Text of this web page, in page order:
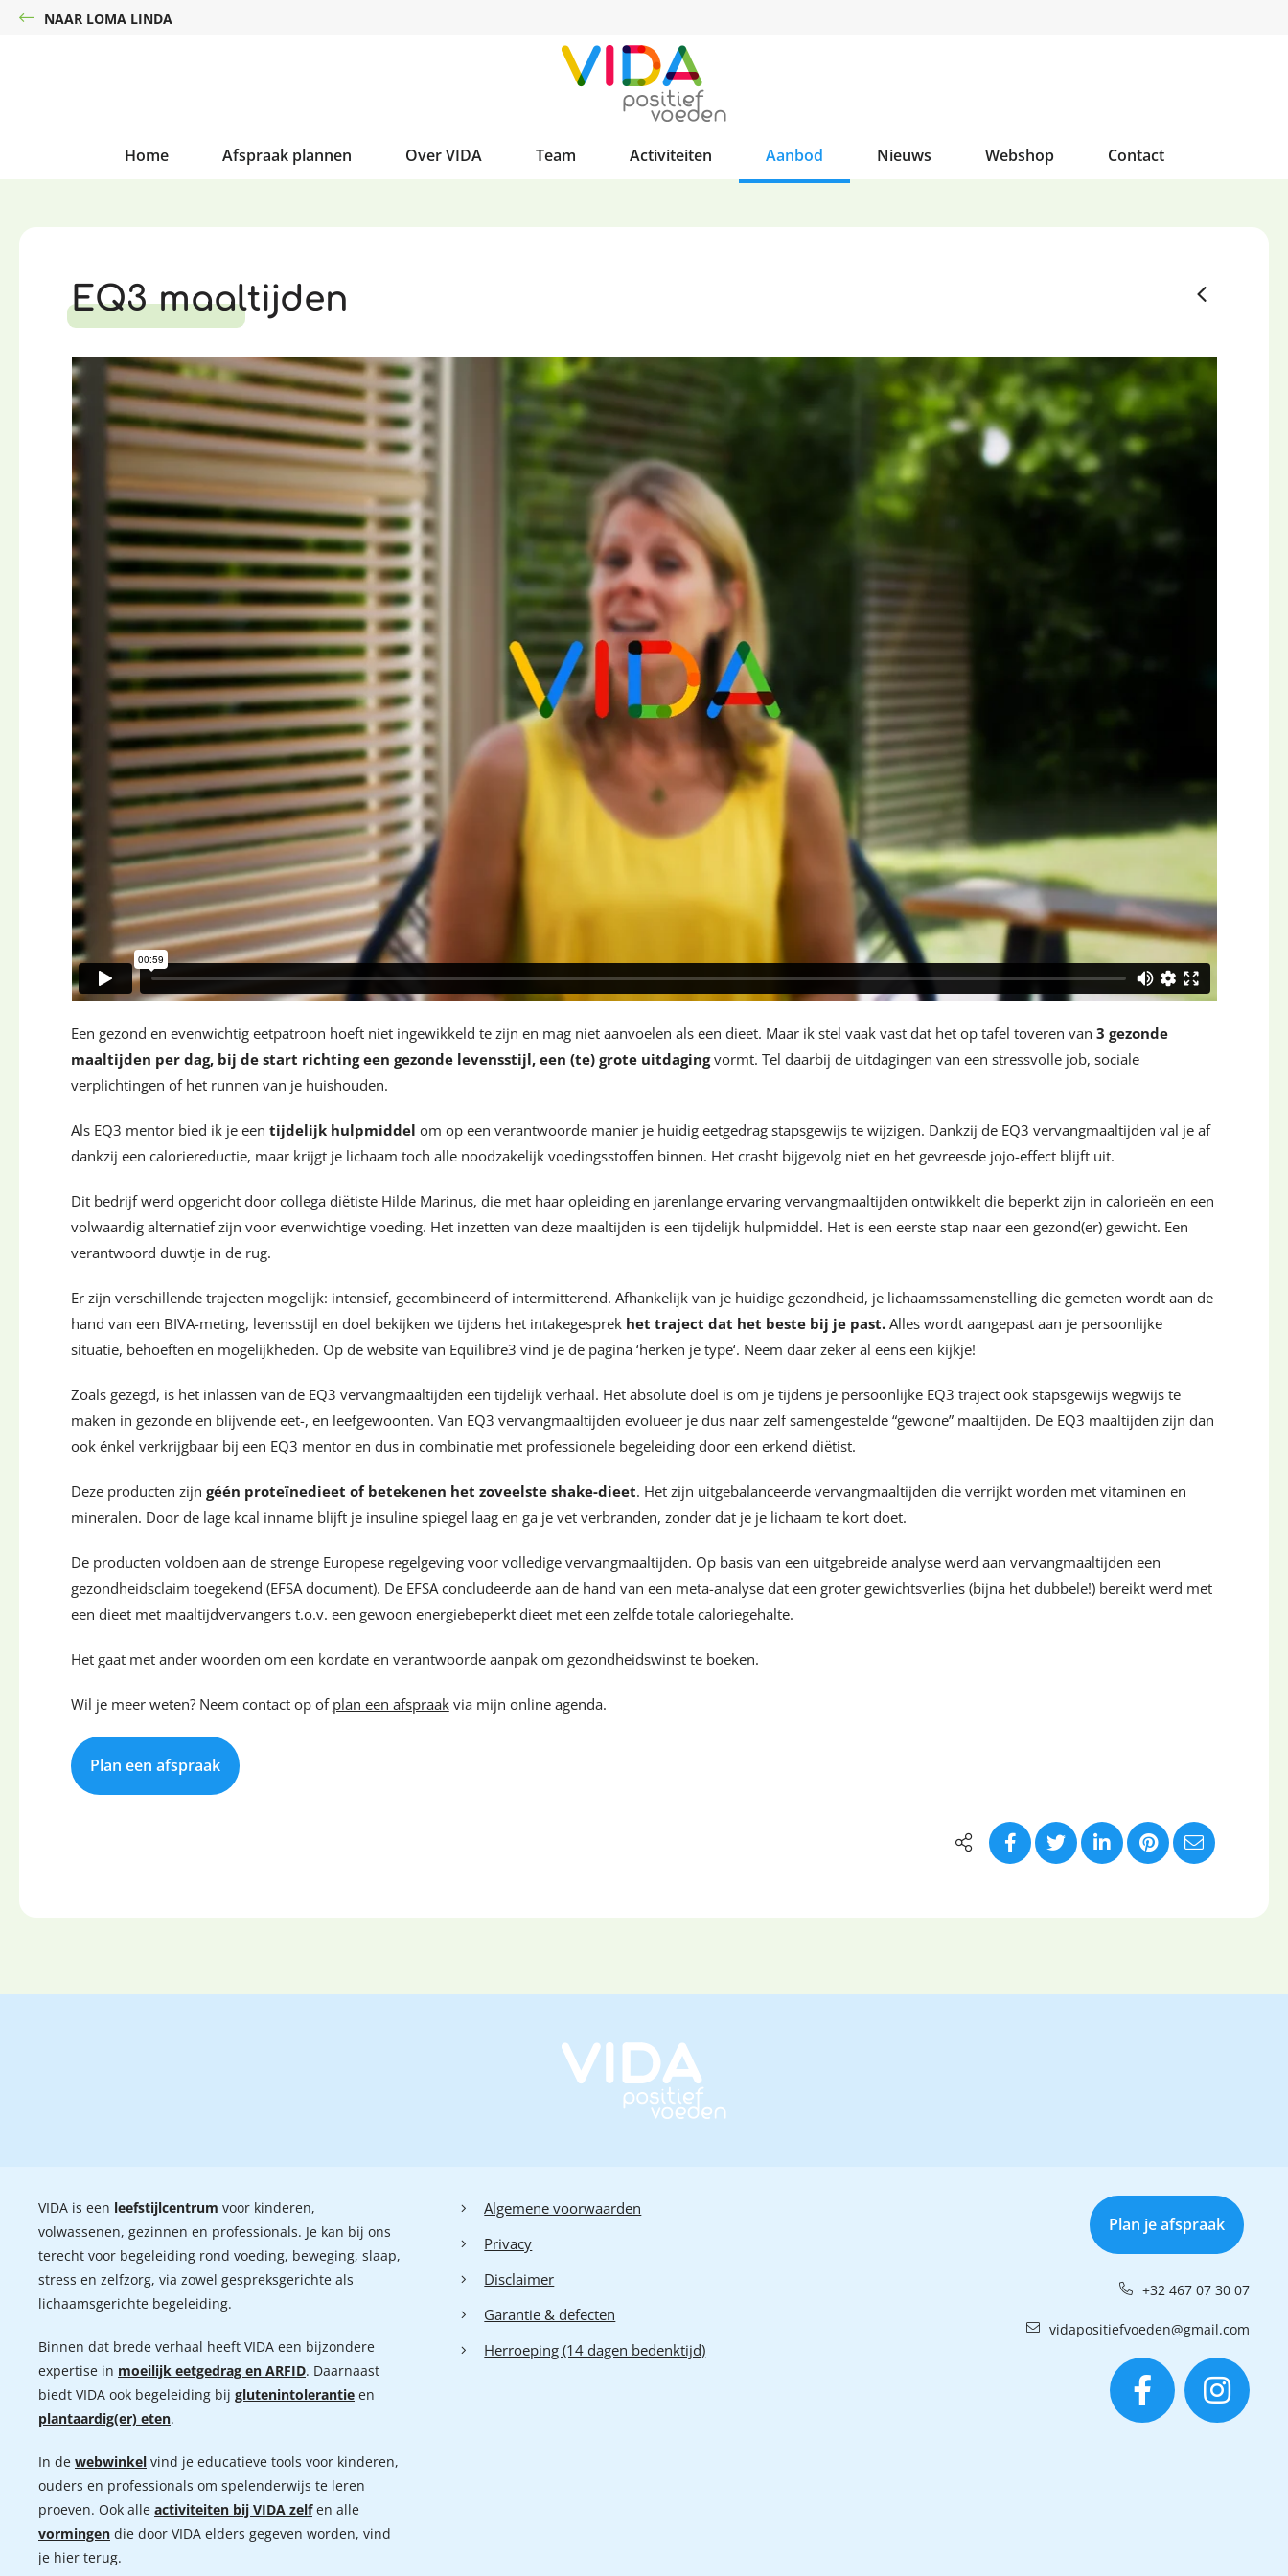
NAAR LOMA LINDA
Home Afspraak plannen Over VIDA Team Activiteiten Aanbod Nieuws Webshop Contact
EQ3 maaltijden
Een gezond en evenwichtig eetpatroon hoeft niet ingewikkeld te zijn en mag niet aanvoelen als een dieet. Maar ik stel vaak vast dat het op tafel toveren van 3 gezonde
maaltijden per dag, bij de start richting een gezonde levensstijl, een (te) grote uitdagingvormt. Tel daarbij de uitdagingen van een stressvolle job, sociale
verplichtingen of het runnen van je huishouden.
Als EQ3 mentor bied ik je een tijdelijk hulpmiddel om op een verantwoorde manier je huidig eetgedrag stapsgewijs te wijzigen. Dankzij de EQ3 vervangmaaltijden val je af
dankzij een caloriereductie, maar krijgt je lichaam toch alle noodzakelijk voedingsstoffen binnen. Het crasht bijgevolg niet en het gevreesde jojo-effect blijft uit.
Dit bedrijf werd opgericht door collega diëtiste Hilde Marinus, die met haar opleiding en jarenlange ervaring vervangmaaltijden ontwikkelt die beperkt zijn in calorieën en een
volwaardig alternatief zijn voor evenwichtige voeding. Het inzetten van deze maaltijden is een tijdelijk hulpmiddel. Het is een eerste stap naar een gezond(er) gewicht. Een
verantwoord duwtje in de rug.
Er zijn verschillende trajecten mogelijk: intensief, gecombineerd of intermitterend. Afhankelijk van je huidige gezondheid, je lichaamssamenstelling die gemeten wordt aan de
hand van een BIVA-meting, levensstijl en doel bekijken we tijdens het intakegesprek het traject dat het beste bij je past.Alles wordt aangepast aan je persoonlijke
situatie, behoeften en mogelijkheden. Op de website van Equilibre3 vind je de pagina ‘herken je type‘. Neem daar zeker al eens een kijkje!
Zoals gezegd, is het inlassen van de EQ3 vervangmaaltijden een tijdelijk verhaal. Het absolute doel is om je tijdens je persoonlijke EQ3 traject ook stapsgewijs wegwijs te
maken in gezonde en blijvende eet-, en leefgewoonten. Van EQ3 vervangmaaltijden evolueer je dus naar zelf samengestelde “gewone” maaltijden. De EQ3 maaltijden zijn dan
ook énkel verkrijgbaar bij een EQ3 mentor en dus in combinatie met professionele begeleiding door een erkend diëtist.
Deze producten zijn géén proteïnedieet of betekenen het zoveelste shake-dieet. Het zijn uitgebalanceerde vervangmaaltijden die verrijkt worden met vitaminen en
mineralen. Door de lage kcal inname blijft je insuline spiegel laag en ga je vet verbranden, zonder dat je je lichaam te kort doet.
De producten voldoen aan de strenge Europese regelgeving voor volledige vervangmaaltijden. Op basis van een uitgebreide analyse werd aan vervangmaaltijden een
gezondheidsclaim toegekend (EFSA document). De EFSA concludeerde aan de hand van een meta-analyse dat een groter gewichtsverlies (bijna het dubbele!) bereikt werd met
een dieet met maaltijdvervangers t.o.v. een gewoon energiebeperkt dieet met een zelfde totale caloriegehalte.
Het gaat met ander woorden om een kordate en verantwoorde aanpak om gezondheidswinst te boeken.
Wil je meer weten? Neem contact op of plan een afspraakvia mijn online agenda.
Plan een afspraak
VIDA is een leefstijlcentrum voor kinderen,
volwassenen, gezinnen en professionals. Je kan bij ons
terecht voor begeleiding rond voeding, beweging, slaap,
stress en zelfzorg, via zowel gespreksgerichte als
lichaamsgerichte begeleiding.
Binnen dat brede verhaal heeft VIDA een bijzondere
expertise in moeilijk eetgedrag en ARFID. Daarnaast
biedt VIDA ook begeleiding bij glutenintolerantie en
plantaardig(er) eten.
In de webwinkel vind je educatieve tools voor kinderen,
ouders en professionals om spelenderwijs te leren
proeven. Ook alle activiteiten bij VIDA zelf en alle
vormingen die door VIDA elders gegeven worden, vind
je hier terug.
Algemene voorwaarden
Privacy
Disclaimer
Garantie & defecten
Herroeping (14 dagen bedenktijd)
Plan je afspraak
+32 467 07 30 07
vidapositiefvoeden@gmail.com